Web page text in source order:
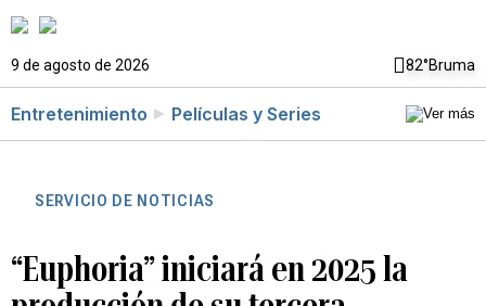
9 de agosto de 2026 82°Bruma
Entretenimiento Películas y Series
SERVICIO DE NOTICIAS
“Euphoria” iniciará en 2025 la